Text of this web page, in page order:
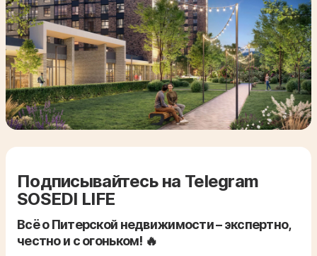
Подписывайтесь на Telegram
SOSEDI LIFE
Всё о Питерской недвижимости – экспертно,
честно и с огоньком! 🔥